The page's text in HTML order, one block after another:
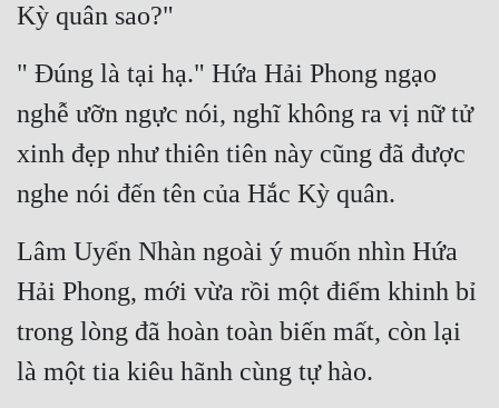
Kỳ quân sao?"
" Đúng là tại hạ." Hứa Hải Phong ngạo
nghễ ưỡn ngực nói, nghĩ không ra vị nữ tử
xinh đẹp như thiên tiên này cũng đã được
nghe nói đến tên của Hắc Kỳ quân.
Lâm Uyển Nhàn ngoài ý muốn nhìn Hứa
Hải Phong, mới vừa rồi một điểm khinh bỉ
trong lòng đã hoàn toàn biến mất, còn lại
là một tia kiêu hãnh cùng tự hào.